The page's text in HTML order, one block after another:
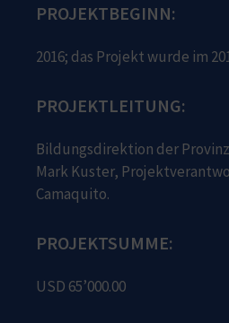
PROJEKTBEGINN:
2016; das Projekt wurde im
PROJEKTLEITUNG:
Bildungsdirektion der
Mark Kuster,
Camaquito.
PROJEKTSUMME:
USD 65’000.00